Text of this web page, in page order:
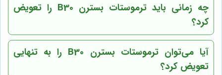
چه زمانی باید ترموستات بسترن B30 را تعویض
کرد؟
آیا می‌توان ترموستات بسترن B30 را به تنهایی
تعویض کرد؟